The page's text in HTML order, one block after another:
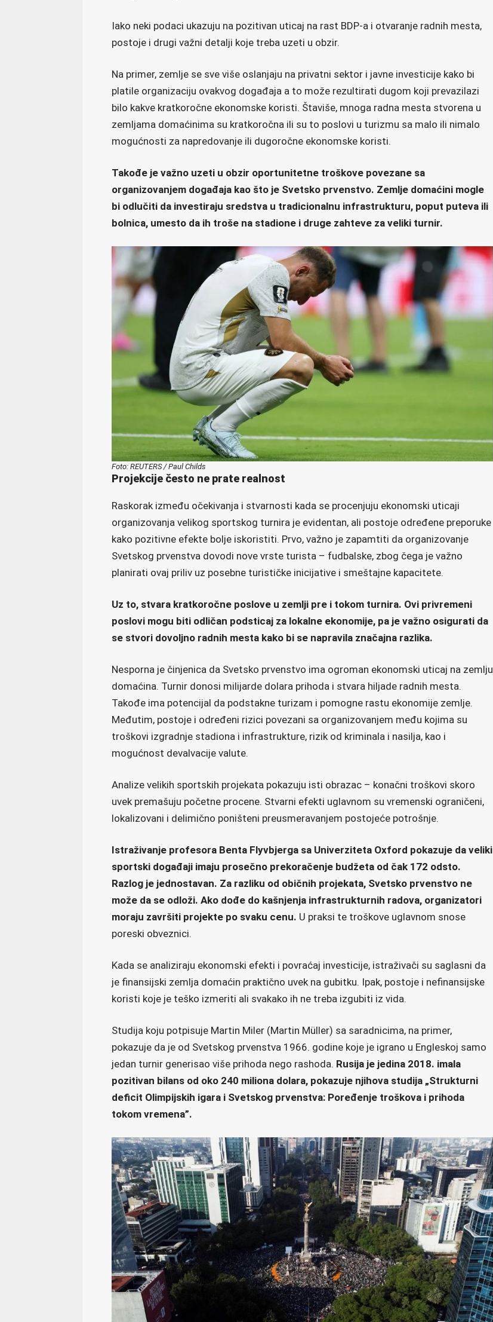
Iako neki podaci ukazuju na pozitivan uticaj na rast BDP-a i otvaranje radnih mesta,
postoje i drugi važni detalji koje treba uzeti u obzir.
Na primer, zemlje se sve više oslanjaju na privatni sektor i javne investicije kako bi
platile organizaciju ovakvog događaja a to može rezultirati dugom koji prevazilazi
bilo kakve kratkoročne ekonomske koristi. Štaviše, mnoga radna mesta stvorena u
zemljama domaćinima su kratkoročna ili su to poslovi u turizmu sa malo ili nimalo
mogućnosti za napredovanje ili dugoročne ekonomske koristi.
Takođe je važno uzeti u obzir oportunitetne troškove povezane sa
organizovanjem događaja kao što je Svetsko prvenstvo. Zemlje domaćini mogle
bi odlučiti da investiraju sredstva u tradicionalnu infrastrukturu, poput puteva ili
bolnica, umesto da ih troše na stadione i druge zahteve za veliki turnir.
Foto: REUTERS / Paul Childs
Projekcije često ne prate realnost
Raskorak između očekivanja i stvarnosti kada se procenjuju ekonomski uticaji
organizovanja velikog sportskog turnira je evidentan, ali postoje određene preporuke
kako pozitivne efekte bolje iskoristiti. Prvo, važno je zapamtiti da organizovanje
Svetskog prvenstva dovodi nove vrste turista – fudbalske, zbog čega je važno
planirati ovaj priliv uz posebne turističke inicijative i smeštajne kapacitete.
Uz to, stvara kratkoročne poslove u zemlji pre i tokom turnira. Ovi privremeni
poslovi mogu biti odličan podsticaj za lokalne ekonomije, pa je važno osigurati da
se stvori dovoljno radnih mesta kako bi se napravila značajna razlika.
Nesporna je činjenica da Svetsko prvenstvo ima ogroman ekonomski uticaj na zemlju
domaćina. Turnir donosi milijarde dolara prihoda i stvara hiljade radnih mesta.
Takođe ima potencijal da podstakne turizam i pomogne rastu ekonomije zemlje.
Međutim, postoje i određeni rizici povezani sa organizovanjem među kojima su
troškovi izgradnje stadiona i infrastrukture, rizik od kriminala i nasilja, kao i
mogućnost devalvacije valute.
Analize velikih sportskih projekata pokazuju isti obrazac – konačni troškovi skoro
uvek premašuju početne procene. Stvarni efekti uglavnom su vremenski ograničeni,
lokalizovani i delimično poništeni preusmeravanjem postojeće potrošnje.
Istraživanje profesora Benta Flyvbjerga sa Univerziteta Oxford pokazuje da veliki
sportski događaji imaju prosečno prekoračenje budžeta od čak 172 odsto.
Razlog je jednostavan. Za razliku od običnih projekata, Svetsko prvenstvo ne
može da se odloži. Ako dođe do kašnjenja infrastrukturnih radova, organizatori
moraju završiti projekte po svaku cenu. U praksi te troškove uglavnom snose
poreski obveznici.
Kada se analiziraju ekonomski efekti i povraćaj investicije, istraživači su saglasni da
je finansijski zemlja domaćin praktično uvek na gubitku. Ipak, postoje i nefinansijske
koristi koje je teško izmeriti ali svakako ih ne treba izgubiti iz vida.
Studija koju potpisuje Martin Miler (Martin Müller) sa saradnicima, na primer,
pokazuje da je od Svetskog prvenstva 1966. godine koje je igrano u Engleskoj samo
jedan turnir generisao više prihoda nego rashoda. Rusija je jedina 2018. imala
pozitivan bilans od oko 240 miliona dolara, pokazuje njihova studija „Strukturni
deficit Olimpijskih igara i Svetskog prvenstva: Poređenje troškova i prihoda
tokom vremena”.